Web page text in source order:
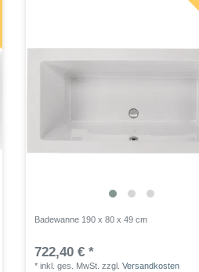
Badewanne 190 x 80 x 49 cm
722,40 € *
*inkl. ges. MwSt. zzgl.Versandkosten